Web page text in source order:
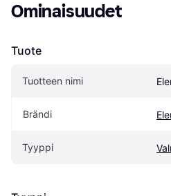
Ominaisuudet
Tuote
Tuotteen nimi
Brändi
Tyyppi